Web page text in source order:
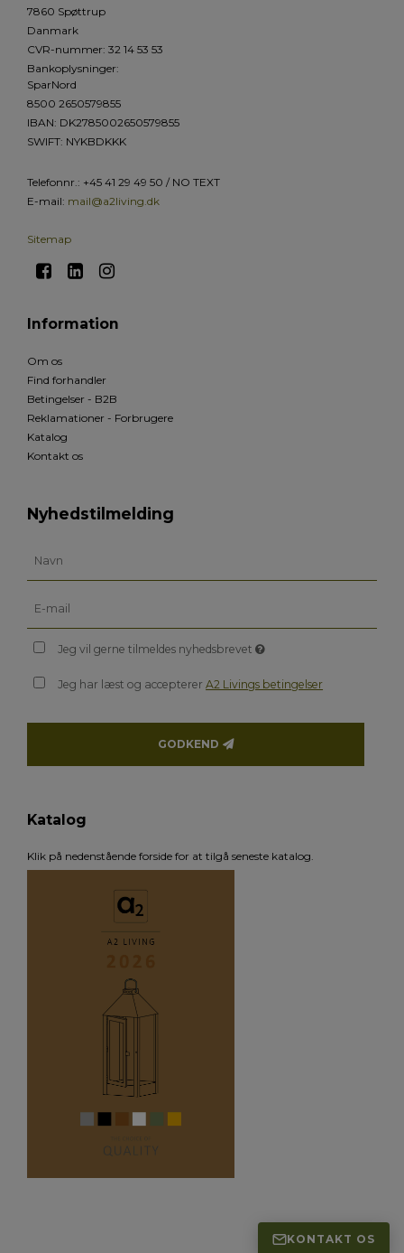
7860 Spøttrup
Danmark
CVR-nummer: 32 14 53 53
Bankoplysninger:
SparNord
8500 2650579855
IBAN: DK2785002650579855
SWIFT: NYKBDKKK
Telefonnr.: +45 41 29 49 50 / NO TEXT
E-mail: mail@a2living.dk
Sitemap
Information
Om os
Find forhandler
Betingelser - B2B
Reklamationer - Forbrugere
Katalog
Kontakt os
Nyhedstilmelding
Jeg vil gerne tilmeldes nyhedsbrevet
Jeg har læst og acceptererA2 Livings betingelser
GODKEND
Katalog
Klik på nedenstående forside for at tilgå seneste katalog.
KONTAKT OS